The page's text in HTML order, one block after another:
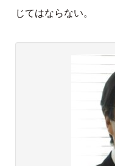
じてはならない。